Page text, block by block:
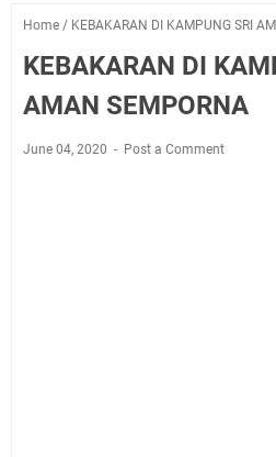
Home / KEBAKARAN DI KAMPUNG SRI
KEBAKARAN DI
AMAN SEMPORNA
June 04, 2020 Post a Comment